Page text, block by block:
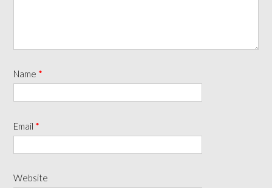
Name *
Email *
Website